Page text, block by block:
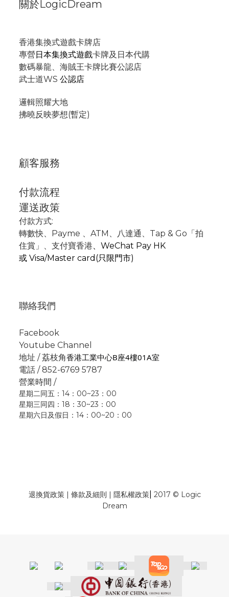
關於LogicDream
香港集換式遊戲卡牌店
專營日本集換式遊戲卡牌及日本代購
數碼暴龍、海賊王卡牌比賽公認店
武士道WS 公認店
邏輯照耀大地
拂曉反映夢想(暫定)
顧客服務
付款流程
運送政策
付款方式:
轉數快、Payme 、 ATM 、
八達通、Tap & Go「拍
住賞」 、支付寶香港、 WeChat Pay HK
或 Visa/Master card(只限門市)
聯絡我們
Facebook
Youtube Channel
地址 / 荔枝角香港工業中心B座4樓01A室
電話 / 852-6769 5787
營業時間 /
星期二同五：14：00~23：00
星期三同四：18：30~23：00
星期六日及假日：14：00~20：00
退換貨政策| 條款及細則 | 隱私權政策| 2017 © Logic
Dream